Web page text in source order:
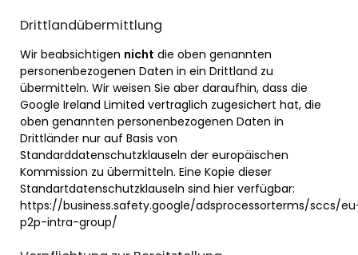
Drittlandübermittlung
Wir beabsichtigen nicht die oben genannten
personenbezogenen Daten in ein Drittland zu
übermitteln. Wir weisen Sie aber daraufhin, dass die
Google Ireland Limited vertraglich zugesichert hat, die
oben genannten personenbezogenen Daten in
Drittländer nur auf Basis von
Standarddatenschutzklauseln der europäischen
Kommission zu übermitteln. Eine Kopie dieser
Standartdatenschutzklauseln sind hier verfügbar:
https://business.safety.google/adsprocessorterms/sccs/
p2p-intra-group/